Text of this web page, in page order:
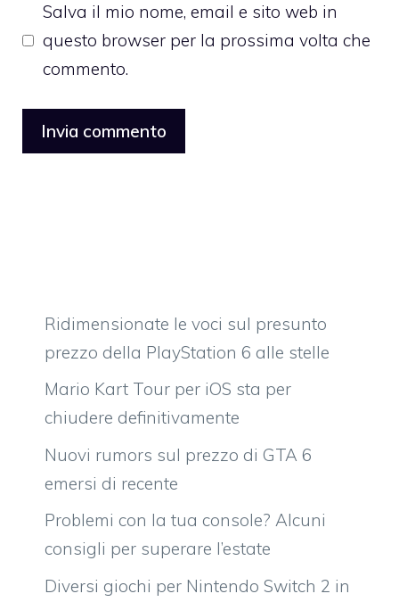
Salva il mio nome, email e sito web in
questo browser per la prossima volta che
commento.
Ridimensionate le voci sul presunto
prezzo della PlayStation 6 alle stelle
Mario Kart Tour per iOS sta per
chiudere definitivamente
Nuovi rumors sul prezzo di GTA 6
emersi di recente
Problemi con la tua console? Alcuni
consigli per superare l’estate
Diversi giochi per Nintendo Switch 2 in